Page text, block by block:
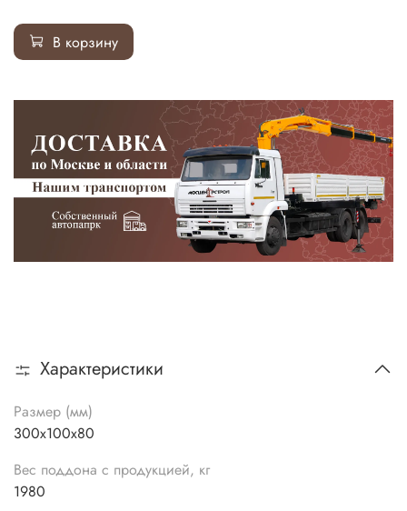
В корзину
Характеристики
Размер (мм)
300х100х80
Вес поддона с продукцией, кг
1980